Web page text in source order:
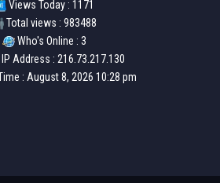
Views Today : 1171
Total views : 983488
Who's Online : 3
Address : 216.73.217.130
: August 8, 2026 10:28 pm